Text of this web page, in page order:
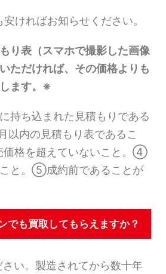
ければお知らせください。
り表（スマホで撮影した画像
ただければ、その価格よりも
ます。※
ち込まれた見積もりである
内の見積もり表であるこ
格を超えていないこと。④
と。⑤成約前であることが
も買取してもらえますか？
い。製造されてから数十年